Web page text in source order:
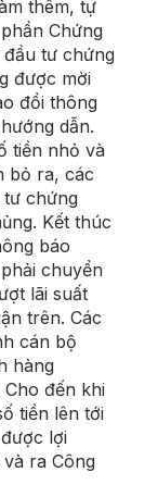
thêm, tự
Chứng
đầu tư chứng
được mời
đổi thông
dẫn.
tiền nhỏ và
bỏ ra, các
tư chứng
Kết thúc
báo
chuyển
lãi suất
trên. Các
cán bộ
hàng
Cho đến khi
tiền lên tới
lợi
ra Công